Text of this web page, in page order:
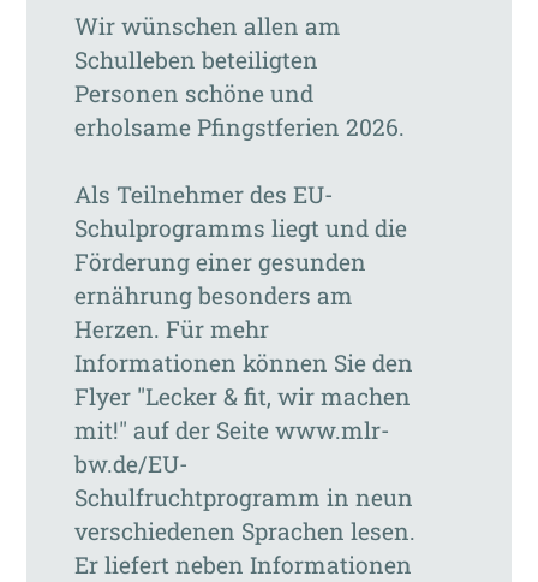
Wir wünschen allen am
Schulleben beteiligten
Personen schöne und
erholsame Pfingstferien 2026.
Als Teilnehmer des EU-
Schulprogramms liegt und die
Förderung einer gesunden
ernährung besonders am
Herzen. Für mehr
Informationen können Sie den
Flyer "Lecker & fit, wir machen
mit!" auf der Seite www.mlr-
bw.de/EU-
Schulfruchtprogramm in neun
verschiedenen Sprachen lesen.
Er liefert neben Informationen